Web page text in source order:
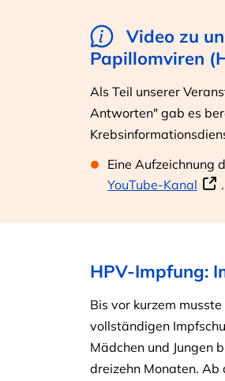
Video zu
Papillomviren
Als Teil unserer
Antworten" gab es
Eine Aufzeichnung
YouTube-Kanal
.
HPV-Impfung:
Bis vor kurzem
vollständigen
Mädchen und Jungen
dreizehn Monaten. Ab